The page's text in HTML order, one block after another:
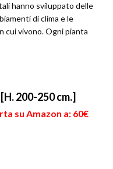
hanno sviluppato delle
di clima e le
cui vivono. Ogni pianta
200-250 cm.]
su Amazon a: 60€